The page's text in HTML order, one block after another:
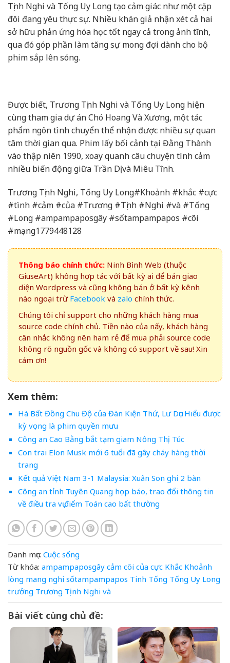
Tịnh Nghi và Tống Uy Long tạo cảm giác như một cặp
đôi đang yêu thực sự. Nhiều khán giả nhận xét cả hai
sở hữu phản ứng hóa học tốt ngay cả trong ảnh tĩnh,
qua đó góp phần làm tăng sự mong đợi dành cho bộ
phim sắp lên sóng.
Được biết, Trương Tịnh Nghi và Tống Uy Long hiện
cùng tham gia dự án Chó Hoang Và Xương, một tác
phẩm ngôn tình chuyển thể nhận được nhiều sự quan
tâm thời gian qua. Phim lấy bối cảnh tại Đằng Thành
vào thập niên 1990, xoay quanh câu chuyện tình cảm
nhiều biến động giữa Trần Dị và Miêu Tĩnh.
Trương Tịnh Nghi, Tống Uy Long#Khoảnh #khắc #cực
#tình #cảm #của #Trương #Tịnh #Nghi #và #Tống
#Long #ampampaposgây #sốtampampapos #cõi
#mạng1779448128
Thông báo chính thức: Ninh Bình Web (thuộc
GiuseArt) không hợp tác với bất kỳ ai để bán giao
diện Wordpress và cũng không bán ở bất kỳ kênh
nào ngoại trừ Facebook và zalo chính thức.
Chúng tôi chỉ support cho những khách hàng mua
source code chính chủ. Tiền nào của nấy, khách hàng
cân nhắc không nên ham rẻ để mua phải source code
không rõ nguồn gốc và không có support về sau! Xin
cám ơn!
Xem thêm:
Hà Bất Đồng Chu Độ của Đàn Kiện Thứ, Lư Dục Hiểu được
kỳ vọng là phim quyền mưu
Công an Cao Bằng bắt tạm giam Nông Thị Túc
Con trai Elon Musk mới 6 tuổi đã gây cháy hàng thời
trang
Kết quả Việt Nam 3-1 Malaysia: Xuân Son ghi 2 bàn
Công an tỉnh Tuyên Quang họp báo, trao đổi thông tin
về điều tra vụ điểm Toán cao bất thường
Danh mục: Cuộc sống
Từ khóa: ampampaposgây cảm cõi của cực Khắc Khoảnh
lòng mang nghi sốtampampapos Tinh Tống Tống Uy Long
trưởng Trương Tịnh Nghi và
Bài viết cùng chủ đề: